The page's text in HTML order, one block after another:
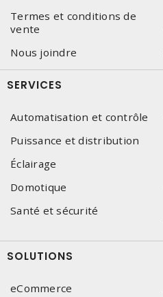
Termes et conditions de
vente
Nous joindre
SERVICES
Automatisation et contrôle
Puissance et distribution
Éclairage
Domotique
Santé et sécurité
SOLUTIONS
eCommerce